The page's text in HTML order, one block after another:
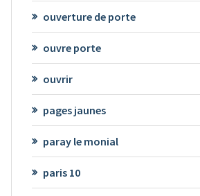
ouverture de porte
ouvre porte
ouvrir
pages jaunes
paray le monial
paris 10